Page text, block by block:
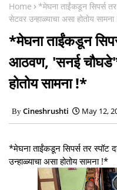
Home
*मेघना ताईंकडून सिपर्स
सेटवर उन्हाळ्याचा असा होतोय
*मेघना ताईंकडून
आठवण, 'सनई
होतोय सामना !*
Cineshrushti May 12,
*मेघना ताईंकडून सिपर्स तर
उन्हाळ्याचा असा होतोय सामना !*